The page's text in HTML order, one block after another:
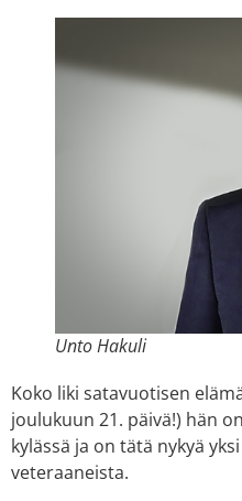
Unto Hakuli
Koko liki satavuotisen
joulukuun 21. päivä!) hän
kylässä ja on tätä nykyä
veteraaneista.